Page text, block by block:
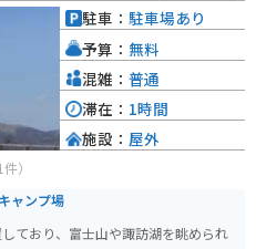
）
ャンプ場
ており、富士山や諏訪湖を眺められ
駐車： 駐車場あり
予算： 無料
混雑： 普通
滞在： 1時間
施設： 屋外